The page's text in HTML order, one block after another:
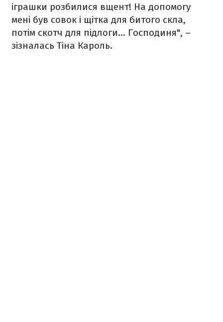
іграшки розбилися вщент! На допомогу
мені був совок і щітка для битого скла,
потім скотч для підлоги... Господиня", –
зізналась Тіна Кароль.